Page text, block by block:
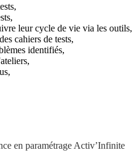
leur cycle de vie via les outils,
cahiers de tests,
identifiés,
en paramétrage Activ’Infinite